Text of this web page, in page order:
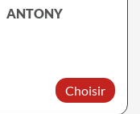
ANTONY
Choisir